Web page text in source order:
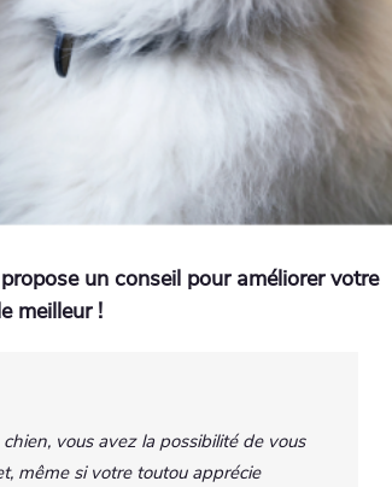
un conseil pour améliorer votre
meilleur !
vous avez la possibilité de vous
même si votre toutou apprécie